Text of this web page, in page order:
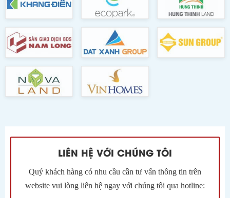
LIÊN HỆ VỚI CHÚNG TÔI
Quý khách hàng có nhu cầu cần tư vấn thông tin trên
website vui lòng liên hệ ngay với chúng tôi qua hotline: